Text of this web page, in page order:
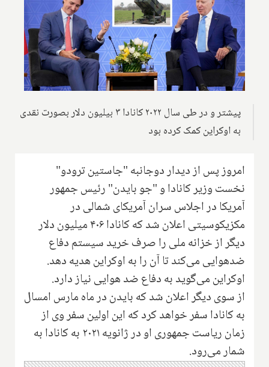
پیشتر و در طی سال ۲۰۲۲ کانادا ۳ بیلیون دلار بصورت نقدی
به اوکراین کمک کرده بود
امروز پس از دیدار دوجانبه "جاستین ترودو"
نخست وزیر کانادا و "جو بایدن" رئیس جمهور
آمریکا در اجلاس سران آمریکای شمالی در
مکزیکوسیتی اعلان شد که کانادا ۴۰۶ میلیون دلار
دیگر از خزانه ملی را صرف خرید سیستم دفاع
ضدهوایی می‌کند تا آن را به اوکراین هدیه دهد.
اوکراین می‌گوید به دفاع ضد هوایی نیاز دارد.
از سوی دیگر اعلان شد که بایدن در ماه مارس امسال
به کانادا سفر خواهد کرد که این اولین سفر وی از
زمان ریاست جمهوری او در ژانویه ۲۰۲۱ به کانادا به
شمار می‌رود.